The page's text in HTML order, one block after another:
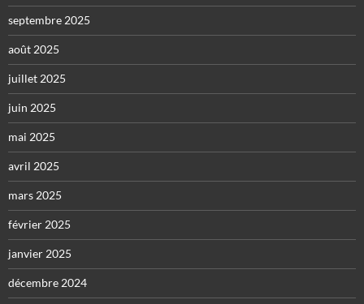
septembre 2025
août 2025
juillet 2025
juin 2025
mai 2025
avril 2025
mars 2025
février 2025
janvier 2025
décembre 2024